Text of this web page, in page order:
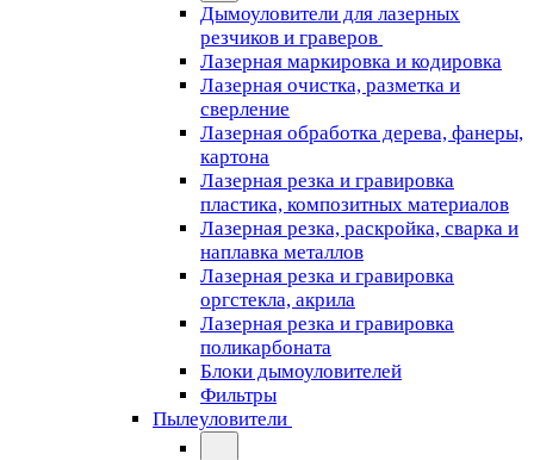
Дымоуловители для лазерных
резчиков и граверов
Лазерная маркировка и кодировка
Лазерная очистка, разметка и
сверление
Лазерная обработка дерева, фанеры,
картона
Лазерная резка и гравировка
пластика, композитных материалов
Лазерная резка, раскройка, сварка и
наплавка металлов
Лазерная резка и гравировка
оргстекла, акрила
Лазерная резка и гравировка
поликарбоната
Блоки дымоуловителей
Фильтры
Пылеуловители